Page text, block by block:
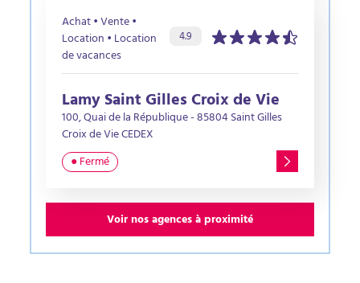
Achat • Vente •
Location • Location
de vacances
Évaluation de l’agence :
4.9sur 5 étoiles
Lamy Saint Gilles Croix de Vie
100, Quai de la République - 85804 Saint Gilles
Croix de Vie CEDEX
● Fermé
Voir nos agences à proximité